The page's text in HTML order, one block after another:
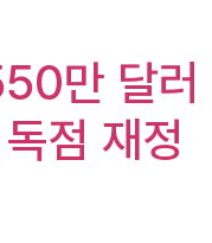
만 달러
점 재정